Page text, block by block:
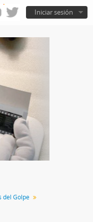
Iniciar sesión
del Golpe